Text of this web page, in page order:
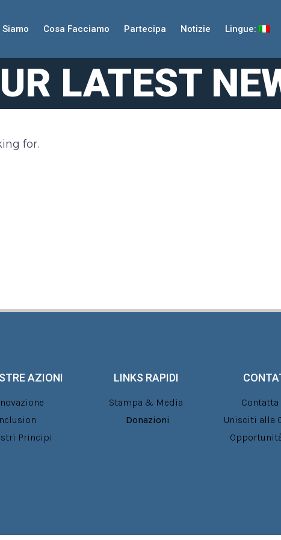
Siamo Cosa Facciamo Partecipa Notizie Lingue:
LATEST
for.
AZIONI
Principi
LINKS RAPIDI
Stampa & Media
Donazioni
Unisciti alla